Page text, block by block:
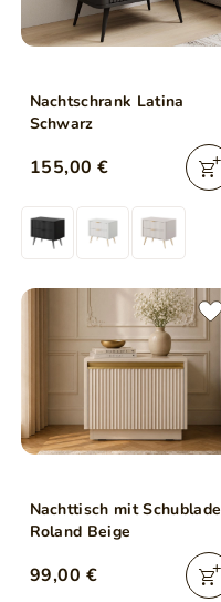
Nachtschrank Latina
Schwarz
155,00 €
Nachttisch mit Schublade
Roland Beige
99,00 €